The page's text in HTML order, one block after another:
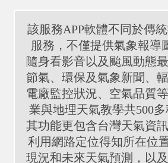
該服務APP軟體不同於傳
服務，不僅提供氣象報導
隨身看影音以及颱風動態
節氣、環保及氣象新聞、
電廠監控狀況、空氣品質
業與地理天氣教學共500多
其功能更包含台灣天氣資訊
利用網路定位得知所在位
現況和未來天氣預測，以